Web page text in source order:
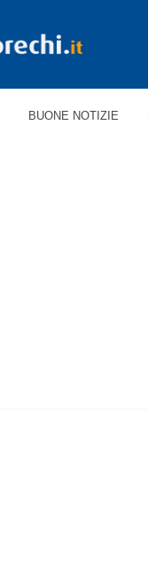
BUONE NOTIZIE